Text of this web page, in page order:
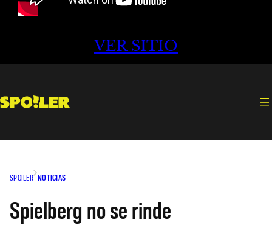
VER SITIO
SPOILER NOTICIAS
Spielberg no se rinde